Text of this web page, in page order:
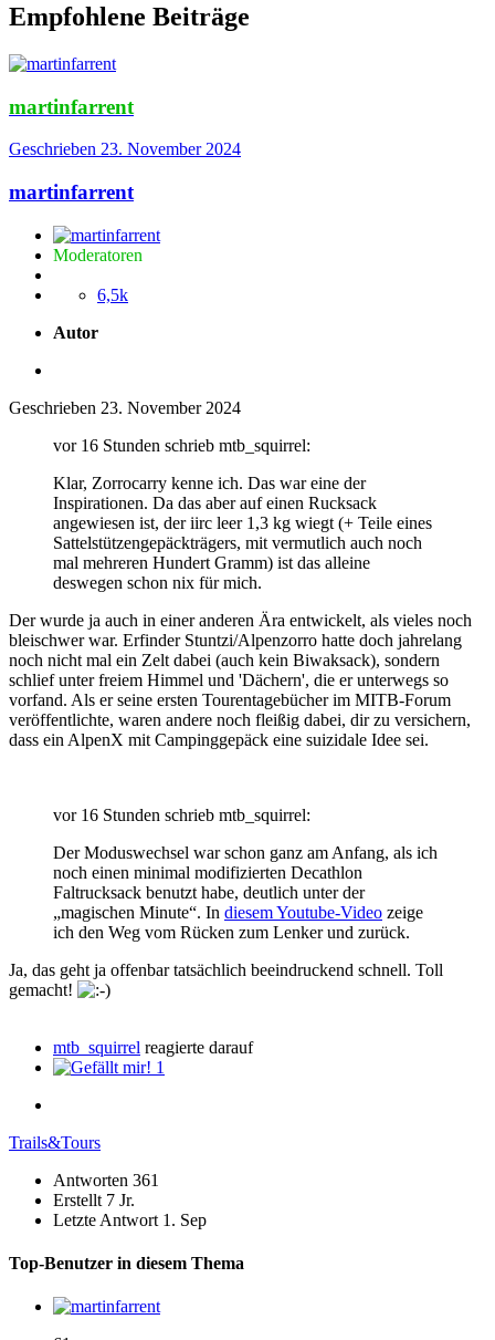
Empfohlene Beiträge
martinfarrent
Geschrieben 23. November 2024
martinfarrent
Moderatoren
6,5k
Autor
Geschrieben 23. November 2024
vor 16 Stunden schrieb mtb_squirrel:
Klar, Zorrocarry kenne ich. Das war eine der
Inspirationen. Da das aber auf einen Rucksack
angewiesen ist, der iirc leer 1,3 kg wiegt (+ Teile eines
Sattelstützengepäckträgers, mit vermutlich auch noch
mal mehreren Hundert Gramm) ist das alleine
deswegen schon nix für mich.
Der wurde ja auch in einer anderen Ära entwickelt, als vieles noch
bleischwer war. Erfinder Stuntzi/Alpenzorro hatte doch jahrelang
noch nicht mal ein Zelt dabei (auch kein Biwaksack), sondern
schlief unter freiem Himmel und 'Dächern', die er unterwegs so
vorfand. Als er seine ersten Tourentagebücher im MITB-Forum
veröffentlichte, waren andere noch fleißig dabei, dir zu versichern,
dass ein AlpenX mit Campinggepäck eine suizidale Idee sei.
vor 16 Stunden schrieb mtb_squirrel:
Der Moduswechsel war schon ganz am Anfang, als ich
noch einen minimal modifizierten Decathlon
Faltrucksack benutzt habe, deutlich unter der
„magischen Minute“. In diesem Youtube-Video zeige
ich den Weg vom Rücken zum Lenker und zurück.
Ja, das geht ja offenbar tatsächlich beeindruckend schnell. Toll
gemacht!
mtb_squirrel reagierte darauf
1
Trails&Tours
Antworten 361
Erstellt 7 Jr.
Letzte Antwort 1. Sep
Top-Benutzer in diesem Thema